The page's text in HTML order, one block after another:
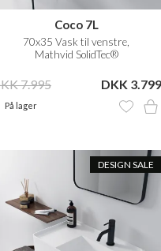
Coco 7L
70x35 Vask til venstre,
Mathvid SolidTec®
7.995 DKK 3.799
På lager
DESIGN SALE